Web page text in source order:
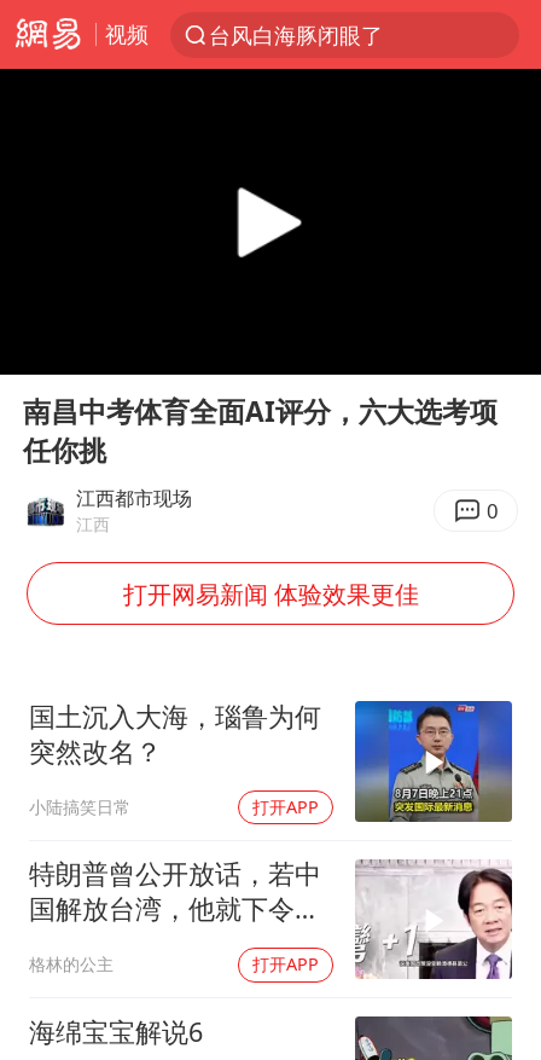
视频
台风白海豚闭眼了
四川宜宾3.4级地震
多所高校取消艺考
张本智和：零封向鹏不意外
新疆沙雅县发生4.5级地震
“准2万亿”之城点名支持三所大学
微信新功能：你可以“撤回”你的撤回
习近平心系体育强国建设
Play
南昌中考体育全面AI评分，六大选考项
任你挑
江西都市现场
江西 0
打开网易新闻 体验效果更佳
国土沉入大海，瑙鲁为何
突然改名？
小陆搞笑日常 打开APP
特朗普曾公开放话，若中
国解放台湾，他就下令轰
格林的公主 打开APP
海绵宝宝解说6